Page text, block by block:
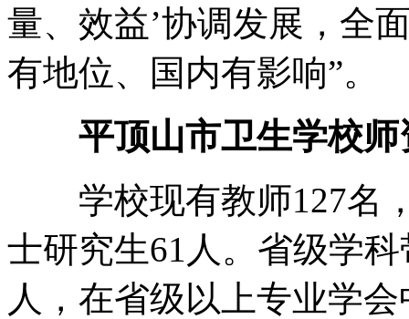
量、效益’协调发展，全
有地位、国内有影响”。
平顶山市卫生学校师
学校现有教师127名，
士研究生61人。省级学
人，在省级以上专业学